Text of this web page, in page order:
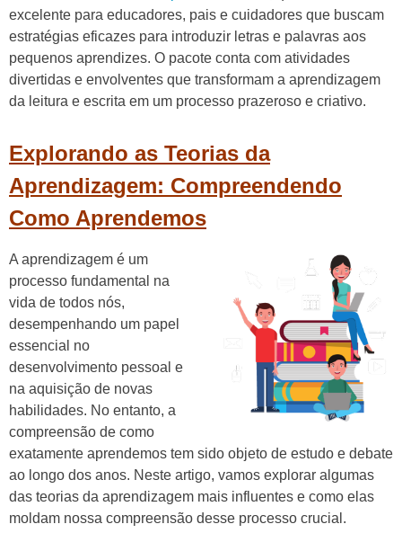
excelente para educadores, pais e cuidadores que buscam
estratégias eficazes para introduzir letras e palavras aos
pequenos aprendizes. O pacote conta com atividades
divertidas e envolventes que transformam a aprendizagem
da leitura e escrita em um processo prazeroso e criativo.
Explorando as Teorias da
Aprendizagem: Compreendendo
Como Aprendemos
A aprendizagem é um
processo fundamental na
vida de todos nós,
desempenhando um papel
essencial no
desenvolvimento pessoal e
na aquisição de novas
habilidades. No entanto, a
compreensão de como
exatamente aprendemos tem sido objeto de estudo e debate
ao longo dos anos. Neste artigo, vamos explorar algumas
das teorias da aprendizagem mais influentes e como elas
moldam nossa compreensão desse processo crucial.